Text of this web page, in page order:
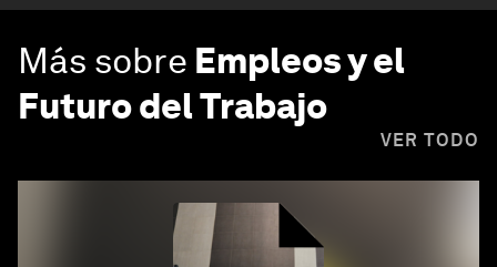
Más sobre Empleos y el
Futuro del Trabajo
VER TODO